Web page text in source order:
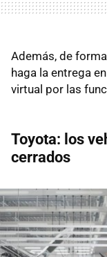
Además, de
haga la entrega
virtual por las
Toyota: los
cerrados